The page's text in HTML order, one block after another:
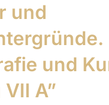
und
und
A”